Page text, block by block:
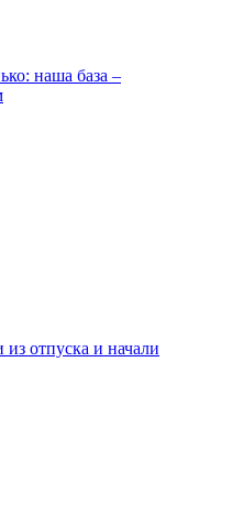
наша база –
отпуска и начали